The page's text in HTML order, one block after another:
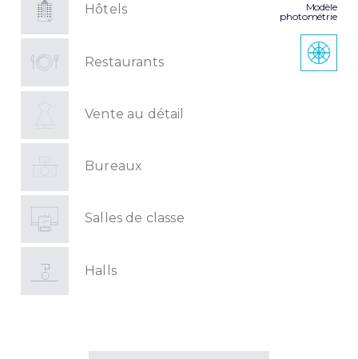
Hôtels
Restaurants
Vente au détail
Bureaux
Salles de classe
Halls
Modèle
photométrie